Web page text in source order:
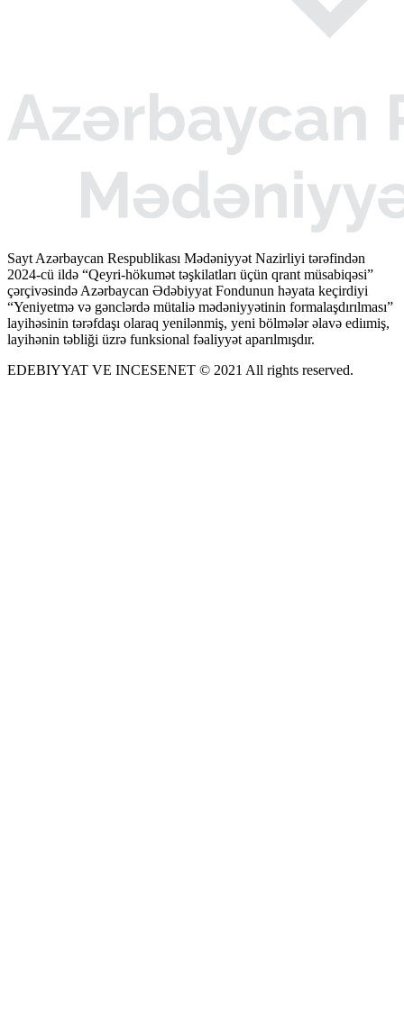
Sayt Azərbaycan Respublikası Mədəniyyət Nazirliyi tərəfindən
2024-cü ildə “Qeyri-hökumət təşkilatları üçün qrant müsabiqəsi”
çərçivəsində Azərbaycan Ədəbiyyat Fondunun həyata keçirdiyi
“Yeniyetmə və gənclərdə mütaliə mədəniyyətinin formalaşdırılması”
layihəsinin tərəfdaşı olaraq yenilənmiş, yeni bölmələr əlavə ediımiş,
layihənin təbliği üzrə funksional fəaliyyət aparılmışdır.
EDEBIYYAT VE INCESENET © 2021 All rights reserved.